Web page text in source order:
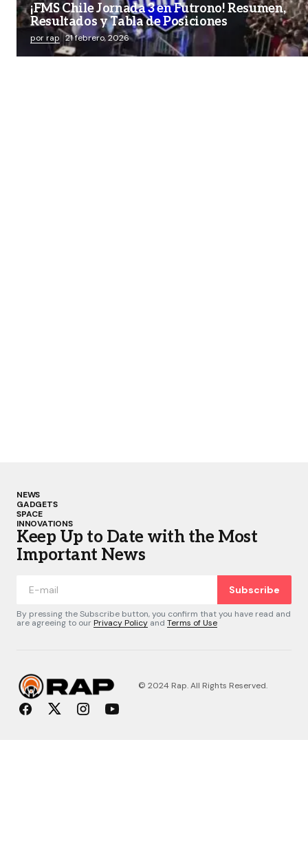
¡FMS Chile Jornada 3 en Futrono! Resumen,
Resultados y Tabla de Posiciones
por rap 21 febrero, 2026
NEWS
GADGETS
SPACE
INNOVATIONS
Keep Up to Date with the Most
Important News
Subscribe
By pressing the Subscribe button, you confirm that you have read and
are agreeing to ourPrivacy Policy and Terms of Use
© 2024 Rap. All Rights Reserved.